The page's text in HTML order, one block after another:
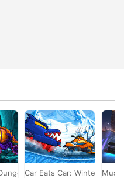
Adventure
Car Eats Car: Winter